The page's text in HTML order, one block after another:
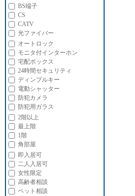
BS端子
CS
CATV
光ファイバー
オートロック
モニタ付インターホン
宅配ボックス
24時間セキュリティ
ディンプルキー
電動シャッター
防犯カメラ
防犯用ガラス
2階以上
最上階
1階
角部屋
即入居可
二人入居可
女性限定
高齢者相談
ペット相談